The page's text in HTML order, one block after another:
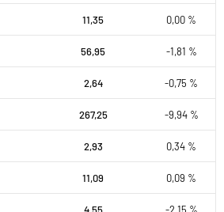
11,35 0,00 %
56,95 -1,81 %
2,64 -0,75 %
267,25 -9,94 %
2,93 0,34 %
11,09 0,09 %
4,55 -2,15 %